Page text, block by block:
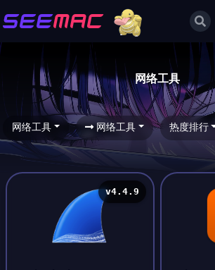
网络工具
网络工具 网络工具 热度排行
v4.4.9